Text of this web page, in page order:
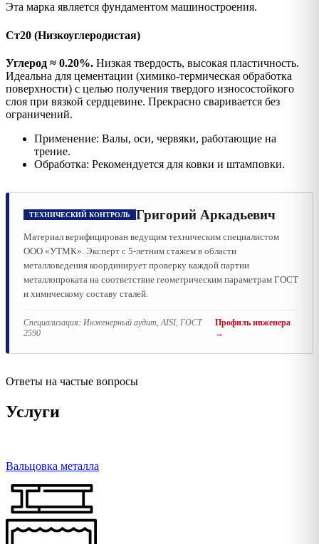
Эта марка является фундаментом машиностроения.
Ст20 (Низкоуглеродистая)
Углерод ≈ 0.20%. Низкая твердость, высокая пластичность.
Идеальна для цементации (химико-термическая обработка
поверхности) с целью получения твердого износостойкого
слоя при вязкой сердцевине. Прекрасно сваривается без
ограничений.
Применение: Валы, оси, червяки, работающие на
трение.
Обработка: Рекомендуется для ковки и штамповки.
ТЕХНИЧЕСКИЙ КОНТРОЛЬ Григорий Аркадьевич
Материал верифицирован ведущим техническим специалистом
ООО «УТМК». Эксперт с 5-летним стажем в области
металловедения координирует проверку каждой партии
металлопроката на соответствие геометрическим параметрам ГОСТ
и химическому составу сталей.
Специализация: Инженерный аудит, AISI, ГОСТ
2590
Профиль инженера
→
Ответы на частые вопросы
Услуги
Вальцовка металла